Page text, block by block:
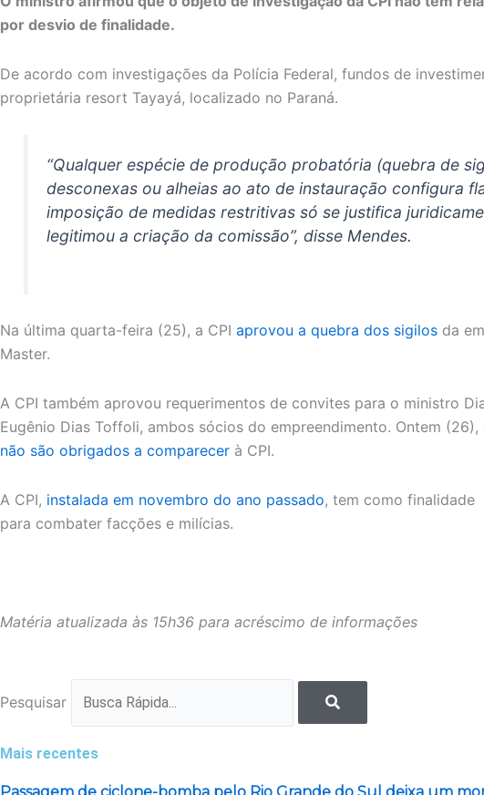
por desvio de finalidade.
De acordo com investigações da Polícia Federal, fundos de
proprietária resort Tayayá, localizado no Paraná.
“Qualquer espécie de produção probatória (quebra de
desconexas ou alheias ao ato de instauração configura
imposição de medidas restritivas só se justifica
legitimou a criação da comissão”, disse Mendes.
Na última quarta-feira (25), a CPI aprovou a quebra dos sigilos da
Master.
A CPI também aprovou requerimentos de convites para o ministro
Eugênio Dias Toffoli, ambos sócios do empreendimento. Ontem
não são obrigados a comparecer à CPI.
A CPI, instalada em novembro do ano passado, tem como finalidade
para combater facções e milícias.
Matéria atualizada às 15h36 para acréscimo de informações
Pesquisar
Mais recentes